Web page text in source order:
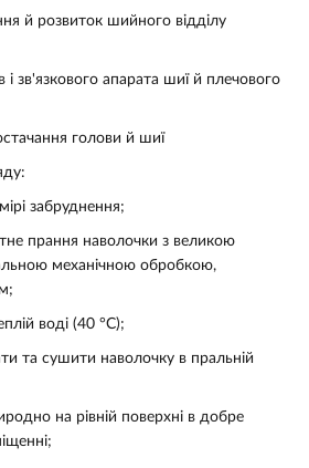
й розвиток шийного відділу
і зв'язкового апарата шиї й плечового
голови й шиї
забруднення;
прання наволочки з великою
механічною обробкою,
воді (40 °С);
та сушити наволочку в пральній
на рівній поверхні в добре